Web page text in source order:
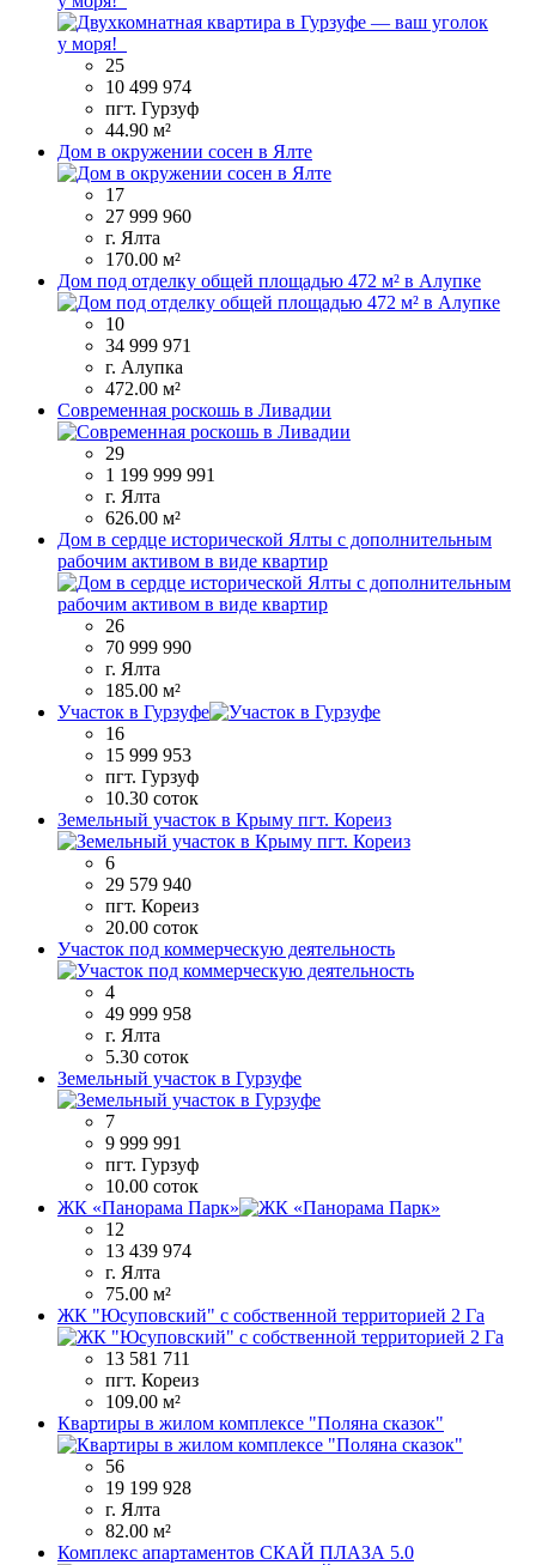
25
10 499 974
пгт. Гурзуф
44.90 м²
Дом в окружении сосен в Ялте
17
27 999 960
г. Ялта
170.00 м²
Дом под отделку общей площадью 472 м² в Алупке
10
34 999 971
г. Алупка
472.00 м²
Современная роскошь в Ливадии
29
1 199 999 991
г. Ялта
626.00 м²
Дом в сердце исторической Ялты с дополнительным
рабочим активом в виде квартир
26
70 999 990
г. Ялта
185.00 м²
Участок в Гурзуфе
16
15 999 953
пгт. Гурзуф
10.30 соток
Земельный участок в Крыму пгт. Кореиз
6
29 579 940
пгт. Кореиз
20.00 соток
Участок под коммерческую деятельность
4
49 999 958
г. Ялта
5.30 соток
Земельный участок в Гурзуфе
7
9 999 991
пгт. Гурзуф
10.00 соток
ЖК «Панорама Парк»
12
13 439 974
г. Ялта
75.00 м²
ЖК "Юсуповский" с собственной территорией 2 Га
13 581 711
пгт. Кореиз
109.00 м²
Квартиры в жилом комплексе "Поляна сказок"
56
19 199 928
г. Ялта
82.00 м²
Комплекс апартаментов СКАЙ ПЛАЗА 5.0